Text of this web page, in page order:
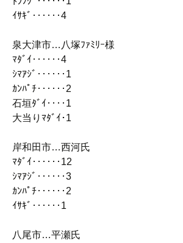
ｲｻｷﾞ‥‥‥4
泉大津市…八塚ﾌｧﾐﾘｰ様
ﾏﾀﾞｲ‥‥‥4
ｼﾏｱｼﾞ‥‥‥1
ｶﾝﾊﾟﾁ‥‥‥2
石垣ﾀﾞｲ‥‥1
大当りﾏﾀﾞｲ･1
岸和田市…西河氏
ﾏﾀﾞｲ‥‥‥12
ｼﾏｱｼﾞ‥‥‥3
ｶﾝﾊﾟﾁ‥‥‥2
ｲｻｷﾞ‥‥‥1
八尾市…平瀬氏